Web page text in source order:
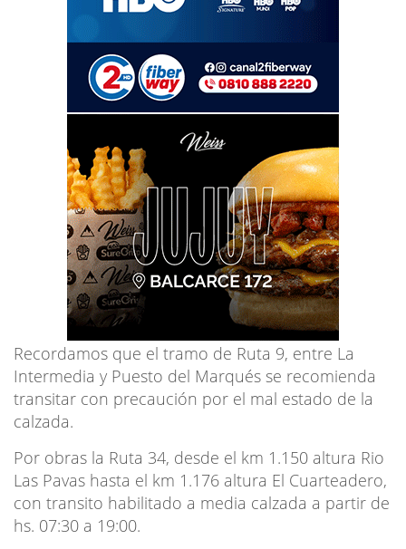
Recordamos que el tramo de Ruta 9, entre La
Intermedia y Puesto del Marqués se recomienda
transitar con precaución por el mal estado de la
calzada.
Por obras la Ruta 34, desde el km 1.150 altura Rio
Las Pavas hasta el km 1.176 altura El Cuarteadero,
con transito habilitado a media calzada a partir de
hs. 07:30 a 19:00.